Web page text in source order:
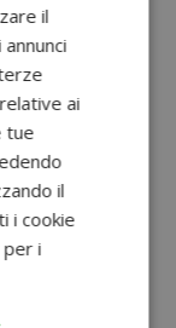
inserire il
da qui:
si terrà
il
ai
tue
il
i cookie
per i